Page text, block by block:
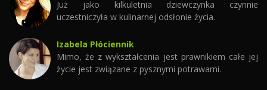
Już jako kilkuletnia dziewczynka czynnie
uczestniczyła w kulinarnej odsłonie życia.
Izabela Płóciennik
Mimo, że z wykształcenia jest prawnikiem całe jej
życie jest związane z pysznymi potrawami.